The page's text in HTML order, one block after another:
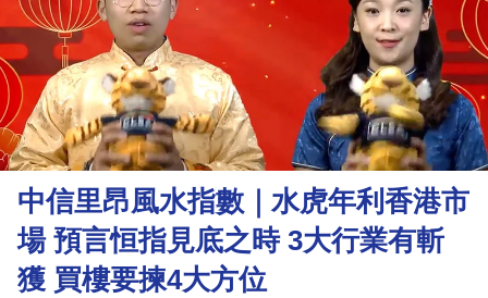
投
資
樓
市
理
財
商
業
中信里昂風水指數｜水虎年利香港市
場 預言恒指見底之時 3大行業有斬
獲 買樓要揀4大方位